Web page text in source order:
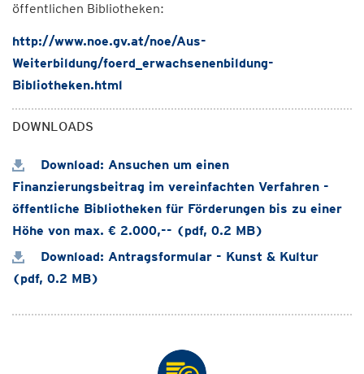
öffentlichen Bibliotheken:
http://www.noe.gv.at/noe/Aus-
Weiterbildung/foerd_erwachsenenbildung-
Bibliotheken.html
DOWNLOADS
Download: Ansuchen um einen
Finanzierungsbeitrag im vereinfachten Verfahren -
öffentliche Bibliotheken für Förderungen bis zu einer
Höhe von max. € 2.000,-- (pdf, 0.2 MB)
Download: Antragsformular - Kunst & Kultur
(pdf, 0.2 MB)